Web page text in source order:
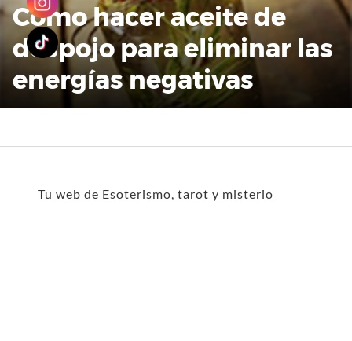
Como hacer aceite de
despojo para eliminar las
energías negativas
Tu web de Esoterismo, tarot y misterio